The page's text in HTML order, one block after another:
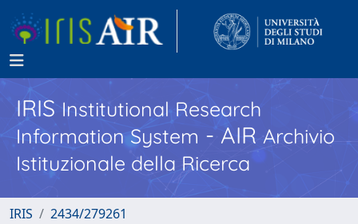
IRISInstitutional Research
Information System - AIR Archivio
Istituzionale della Ricerca
IRIS 2434/279261